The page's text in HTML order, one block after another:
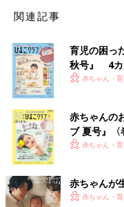
関連記事
育児の困っ
秋号』 4カ
いっぱい！
赤ちゃん・
赤ちゃんの
ブ 夏号』
く！ おっぱ
赤ちゃん・
赤ちゃんが
赤ちゃん・